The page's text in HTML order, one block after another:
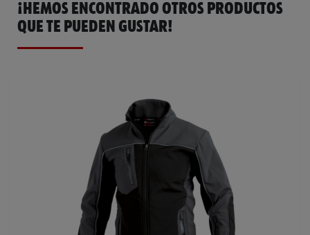
Color Negro
Tamaño
Guía de tallas guia-tallas
Catálogo General
¡HEMOS ENCONTRADO OTROS PRODUCTOS
QUE TE PUEDEN GUSTAR!